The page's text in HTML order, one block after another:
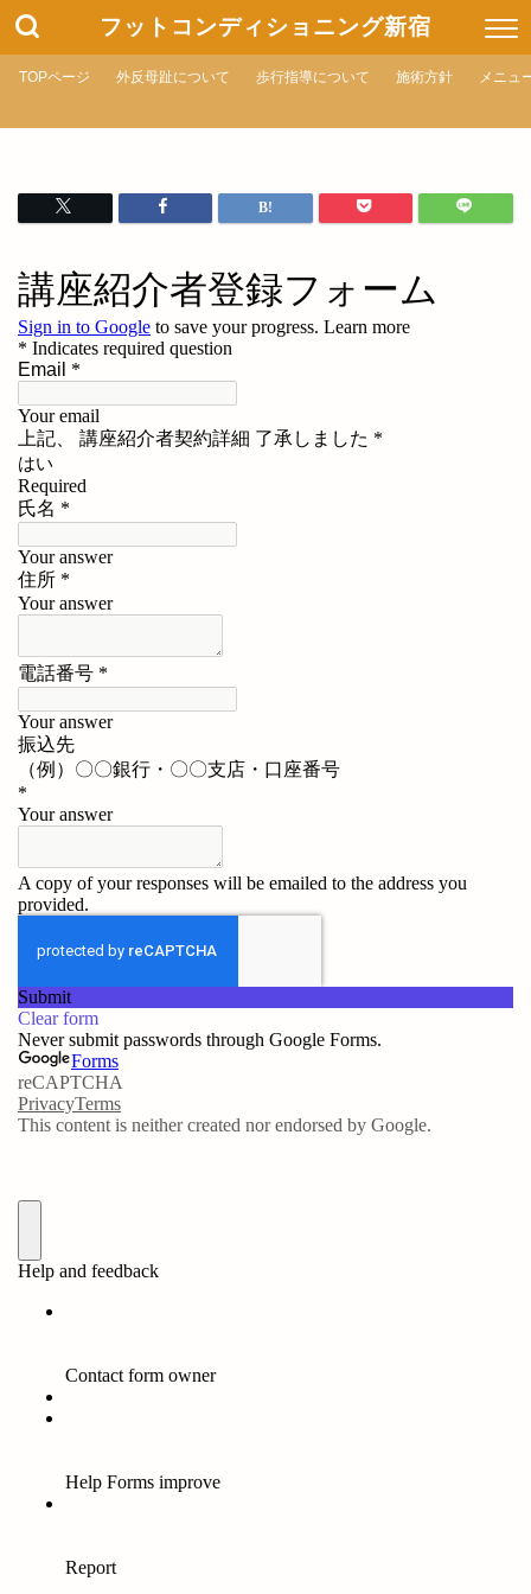
フットコンディショニング新宿
TOPページ 外反母趾について 歩行指導について 施術方針 メニュ